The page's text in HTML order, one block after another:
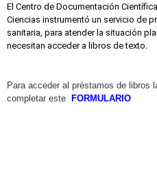
El Centro de Documentación
Ciencias instrumentó un servicio de
sanitaria, para atender la situación
necesitan acceder a libros de texto.
Para acceder al préstamos de libros
completar este
FORMULARIO